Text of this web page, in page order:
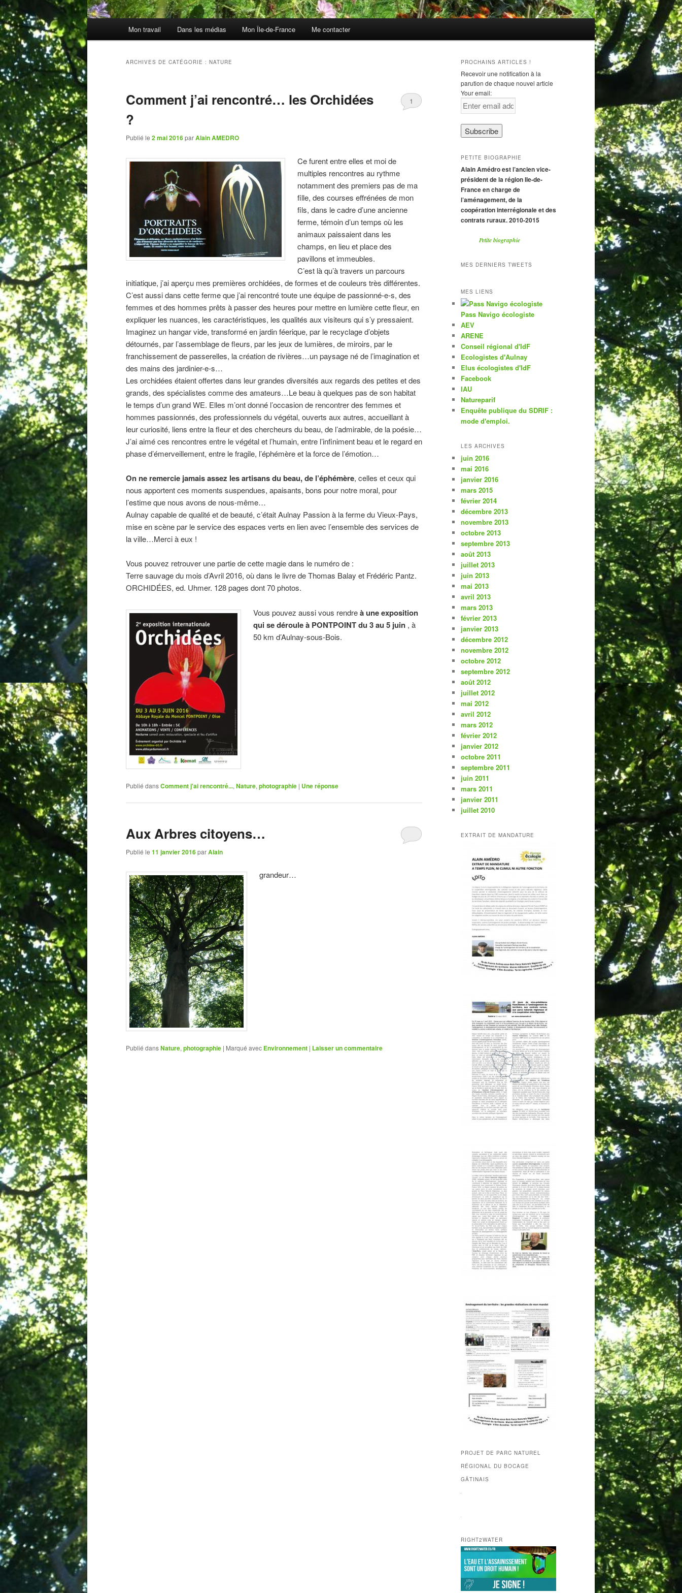
Mon travail Dans les médias Mon Île-de-France Me contacter
ARCHIVES DE CATÉGORIE : NATURE
Comment j’ai rencontré… les Orchidées
?
Publié le 2 mai 2016parAlain AMEDRO
1
Ce furent entre elles et moi de
multiples rencontres au rythme
notamment des premiers pas de ma
fille, des courses effrénées de mon
fils, dans le cadre d’une ancienne
ferme, témoin d’un temps où les
animaux paissaient dans les
champs, en lieu et place des
pavillons et immeubles.
C’est là qu’à travers un parcours
initiatique, j’ai aperçu mes premières orchidées, de formes et de couleurs très différentes.
C’est aussi dans cette ferme que j’ai rencontré toute une équipe de passionné-e-s, des
femmes et des hommes prêts à passer des heures pour mettre en lumière cette fleur, en
expliquer les nuances, les caractéristiques, les qualités aux visiteurs qui s’y pressaient.
Imaginez un hangar vide, transformé en jardin féerique, par le recyclage d’objets
détournés, par l’assemblage de fleurs, par les jeux de lumières, de miroirs, par le
franchissement de passerelles, la création de rivières…un paysage né de l’imagination et
des mains des jardinier-e-s…
Les orchidées étaient offertes dans leur grandes diversités aux regards des petites et des
grands, des spécialistes comme des amateurs…Le beau à quelques pas de son habitat
le temps d’un grand WE. Elles m’ont donné l’occasion de rencontrer des femmes et
hommes passionnés, des professionnels du végétal, ouverts aux autres, accueillant à
leur curiosité, liens entre la fleur et des chercheurs du beau, de l’admirable, de la poésie…
J’ai aimé ces rencontres entre le végétal et l’humain, entre l’infiniment beau et le regard en
phase d’émerveillement, entre le fragile, l’éphémère et la force de l’émotion…
On ne remercie jamais assez les artisans du beau, de l’éphémère, celles et ceux qui
nous apportent ces moments suspendues, apaisants, bons pour notre moral, pour
l’estime que nous avons de nous-même…
Aulnay capable de qualité et de beauté, c’était Aulnay Passion à la ferme du Vieux-Pays,
mise en scène par le service des espaces verts en lien avec l’ensemble des services de
la ville…Merci à eux !
Vous pouvez retrouver une partie de cette magie dans le numéro de :
Terre sauvage du mois d’Avril 2016, où dans le livre de Thomas Balay et Frédéric Pantz.
ORCHIDÉES, ed. Uhmer. 128 pages dont 70 photos.
Vous pouvez aussi vous rendreà une exposition
qui se déroule à PONTPOINT du 3 au 5 juin , à
50 km d’Aulnay-sous-Bois.
Publié dansComment j'ai rencontré..., Nature, photographie | Uneréponse
Aux Arbres citoyens…
Publié le 11 janvier 2016parAlain
grandeur…
Publié dansNature, photographie | Marqué avec Environnement | Laisser un commentaire
PROCHAINS ARTICLES !
Recevoir une notification à la
parution de chaque nouvel article
Your email:
PETITE BIOGRAPHIE
Alain Amédro est l’ancien vice-
président de la région Ile-de-
France en charge de
l’aménagement, de la
coopération interrégionale et des
contrats ruraux. 2010-2015
Petite biographie
MES DERNIERS TWEETS
MES LIENS
Pass Navigo écologiste
AEV
ARENE
Conseil régional d'IdF
Ecologistes d'Aulnay
Elus écologistes d'IdF
Facebook
IAU
Natureparif
Enquête publique du SDRIF :
mode d'emploi.
LES ARCHIVES
juin 2016
mai 2016
janvier 2016
mars 2015
février 2014
décembre 2013
novembre 2013
octobre 2013
septembre 2013
août 2013
juillet 2013
juin 2013
mai 2013
avril 2013
mars 2013
février 2013
janvier 2013
décembre 2012
novembre 2012
octobre 2012
septembre 2012
août 2012
juillet 2012
mai 2012
avril 2012
mars 2012
février 2012
janvier 2012
octobre 2011
septembre 2011
juin 2011
mars 2011
janvier 2011
juillet 2010
EXTRAIT DE MANDATURE
PROJET DE PARC NATUREL
RÉGIONAL DU BOCAGE
GÂTINAIS
RIGHT2WATER